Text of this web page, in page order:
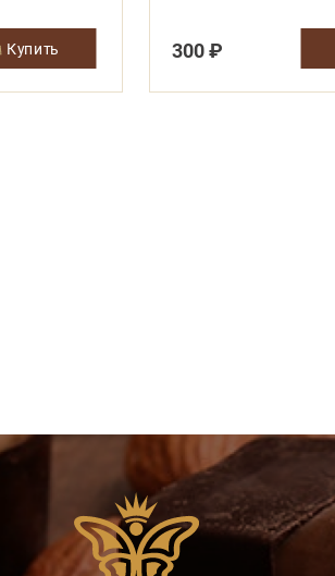
купить 300 ₽